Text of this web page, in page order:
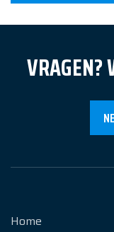
VRAGEN?
Home